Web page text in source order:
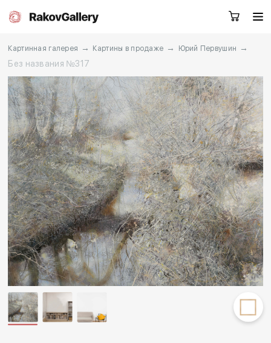
Москва
RU EN CN
Каталог Художники
О нас Услуги
События Контакты
Другие проекты
Rakov
baget
Заказать звонок
Картинная галерея → Картины в продаже → Юрий Первушин
→
Без названия №317